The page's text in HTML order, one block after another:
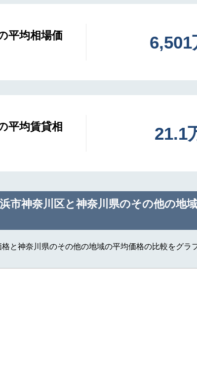
平均相場価
6,501
平均賃貸相
21.1
市神奈川区と神奈川県のその他の地
と神奈川県のその他の地域の平均価格の比較をグラ